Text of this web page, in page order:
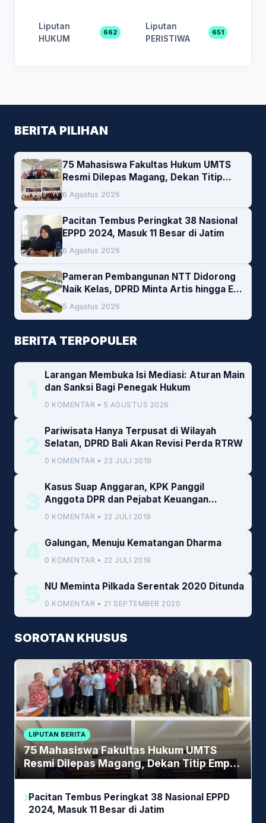
Liputan
HUKUM
662
Liputan
PERISTIWA
651
BERITA PILIHAN
75 Mahasiswa Fakultas Hukum UMTS
Resmi Dilepas Magang, Dekan Titip
Empat Pesan Penting
6 Agustus 2026
Pacitan Tembus Peringkat 38 Nasional
EPPD 2024, Masuk 11 Besar di Jatim
6 Agustus 2026
Pameran Pembangunan NTT Didorong
Naik Kelas, DPRD Minta Artis hingga EO
Lokal Jadi Prioritas
5 Agustus 2026
BERITA TERPOPULER
1
Larangan Membuka Isi Mediasi: Aturan Main
dan Sanksi Bagi Penegak Hukum
0 KOMENTAR • 5 AGUSTUS 2026
2
Pariwisata Hanya Terpusat di Wilayah
Selatan, DPRD Bali Akan Revisi Perda RTRW
0 KOMENTAR • 23 JULI 2019
3
Kasus Suap Anggaran, KPK Panggil
Anggota DPR dan Pejabat Keuangan
Kemenkeu
0 KOMENTAR • 22 JULI 2019
4 Galungan, Menuju Kematangan Dharma
0 KOMENTAR • 22 JULI 2019
5 NU Meminta Pilkada Serentak 2020 Ditunda
0 KOMENTAR • 21 SEPTEMBER 2020
SOROTAN KHUSUS
LIPUTAN BERITA
75 Mahasiswa Fakultas Hukum UMTS
Resmi Dilepas Magang, Dekan Titip Empat
Pesan Penting
Pacitan Tembus Peringkat 38 Nasional EPPD
2024, Masuk 11 Besar di Jatim